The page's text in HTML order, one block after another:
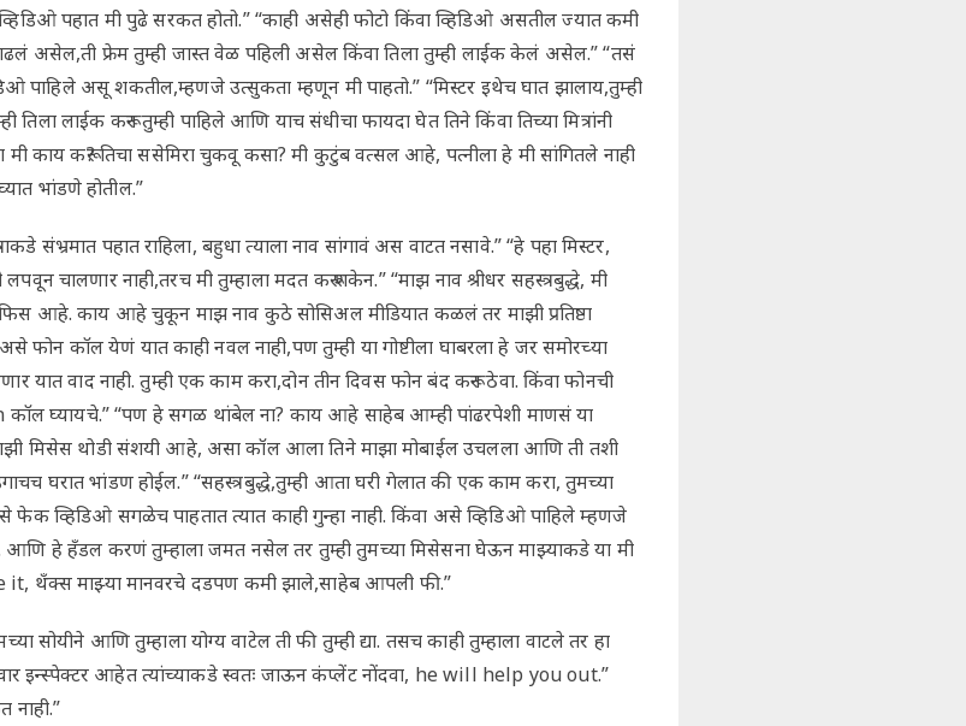
पहात मी पुढे सरकत होतो.” “काही असेही फोटो किंवा व्हिडिओ असतील ज्यात कमी
असेल,ती फ्रेम तुम्ही जास्त वेळ पहिली असेल किंवा तिला तुम्ही लाईक केलं असेल.” “तसं
पाहिले असू शकतील,म्हणजे उत्सुकता म्हणून मी पाहतो.” “मिस्टर इथेच घात झालाय,तुम्ही
लाईक करून तुम्ही पाहिले आणि याच संधीचा फायदा घेत तिने किंवा तिच्या मित्रांनी
काय करू? तिचा ससेमिरा चुकवू कसा? मी कुटुंब वत्सल आहे, पत्नीला हे मी सांगितले नाही
भांडणे होतील.”
संभ्रमात पहात राहिला, बहुधा त्याला नाव सांगावं अस वाटत नसावे.” “हे पहा मिस्टर,
चालणार नाही,तरच मी तुम्हाला मदत करू शकेन.” “माझ नाव श्रीधर सहस्त्रबुद्धे, मी
आहे. काय आहे चुकून माझ नाव कुठे सोसिअल मीडियात कळलं तर माझी प्रतिष्ठा
फोन कॉल येणं यात काही नवल नाही,पण तुम्ही या गोष्टीला घाबरला हे जर समोरच्या
वाद नाही. तुम्ही एक काम करा,दोन तीन दिवस फोन बंद करून ठेवा. किंवा फोनची
घ्यायचे.” “पण हे सगळ थांबेल ना? काय आहे साहेब आम्ही पांढरपेशी माणसं या
माझी मिसेस थोडी संशयी आहे, असा कॉल आला तिने माझा मोबाईल उचलला आणि ती तशी
घरात भांडण होईल.” “सहस्त्रबुद्धे,तुम्ही आता घरी गेलात की एक काम करा, तुमच्या
व्हिडिओ सगळेच पाहतात त्यात काही गुन्हा नाही. किंवा असे व्हिडिओ पाहिले म्हणजे
आणि हे हँडल करणं तुम्हाला जमत नसेल तर तुम्ही तुमच्या मिसेसना घेऊन माझ्याकडे या मी
it, थँक्स माझ्या मानवरचे दडपण कमी झाले,साहेब आपली फी.”
सोयीने आणि तुम्हाला योग्य वाटेल ती फी तुम्ही द्या. तसच काही तुम्हाला वाटले तर हा
इन्स्पेक्टर आहेत त्यांच्याकडे स्वतः जाऊन कंप्लेंट नोंदवा, he will help you out.”